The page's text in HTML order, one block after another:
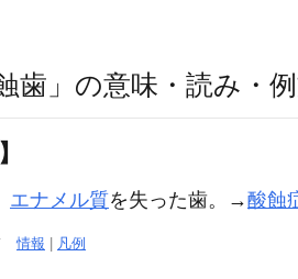
歯」の意味・読み・
エナメル質を失った歯。→酸蝕
情報 凡例